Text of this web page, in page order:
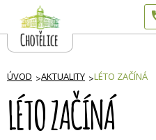
ÚVOD AKTUALITY LÉTO ZAČÍNÁ
LÉTO ZAČÍNÁ